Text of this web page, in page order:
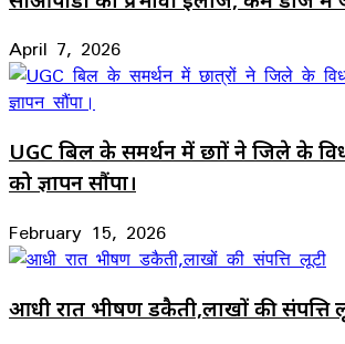
April 7, 2026
UGC बिल के समर्थन में छात्रों ने जिले के
को ज्ञापन सौंपा।
February 15, 2026
आधी रात भीषण डकैती,लाखों की संपत्ति